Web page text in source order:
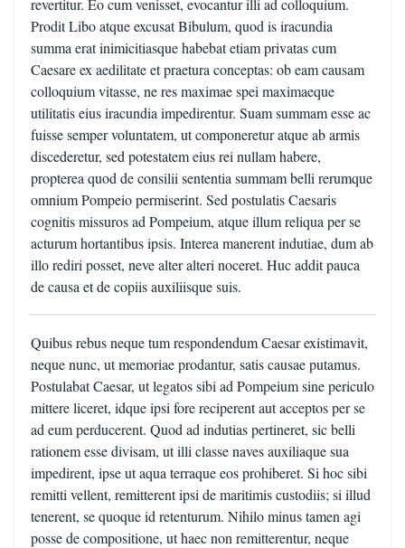
revertitur. Eo cum venisset, evocantur illi ad colloquium.
Prodit Libo atque excusat Bibulum, quod is iracundia
summa erat inimicitiasque habebat etiam privatas cum
Caesare ex aedilitate et praetura conceptas: ob eam causam
colloquium vitasse, ne res maximae spei maximaeque
utilitatis eius iracundia impedirentur. Suam summam esse ac
fuisse semper voluntatem, ut componeretur atque ab armis
discederetur, sed potestatem eius rei nullam habere,
propterea quod de consilii sententia summam belli rerumque
omnium Pompeio permiserint. Sed postulatis Caesaris
cognitis missuros ad Pompeium, atque illum reliqua per se
acturum hortantibus ipsis. Interea manerent indutiae, dum ab
illo rediri posset, neve alter alteri noceret. Huc addit pauca
de causa et de copiis auxiliisque suis.
Quibus rebus neque tum respondendum Caesar existimavit,
neque nunc, ut memoriae prodantur, satis causae putamus.
Postulabat Caesar, ut legatos sibi ad Pompeium sine periculo
mittere liceret, idque ipsi fore reciperent aut acceptos per se
ad eum perducerent. Quod ad indutias pertineret, sic belli
rationem esse divisam, ut illi classe naves auxiliaque sua
impedirent, ipse ut aqua terraque eos prohiberet. Si hoc sibi
remitti vellent, remitterent ipsi de maritimis custodiis; si illud
tenerent, se quoque id retenturum. Nihilo minus tamen agi
posse de compositione, ut haec non remitterentur, neque